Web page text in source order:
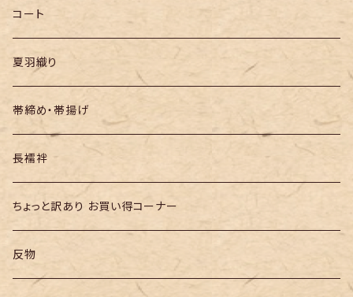
半幅帯
コート
夏羽織り
帯締め・帯揚げ
長襦袢
ちょっと訳あり お買い得コーナー
反物